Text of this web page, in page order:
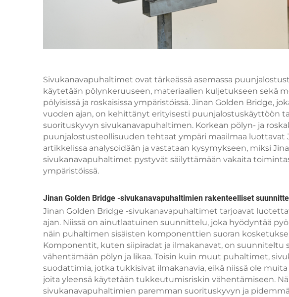
Sivukanavapuhaltimet ovat tärkeässä asemassa
käytetään pölynkeruuseen, materiaalien kuljetukseen sekä
pölyisissä ja roskaisissa ympäristöissä. Jinan Golden Bridge,
vuoden ajan, on kehittänyt erityisesti puunjalostuskäyttöön
suorituskyvyn sivukanavapuhaltimen. Korkean pölyn- ja
puunjalostusteollisuuden tehtaat ympäri maailmaa luottavat
artikkelissa analysoidään ja vastataan kysymykseen, miksi
sivukanavapuhaltimet pystyvät säilyttämään vakaita
ympäristöissä.
Jinan Golden Bridge -sivukanavapuhaltimien rakenteelliset
Jinan Golden Bridge -sivukanavapuhaltimet tarjoavat
ajan. Niissä on ainutlaatuinen suunnittelu, joka hyödyntää
näin puhaltimen sisäisten komponenttien suoran
Komponentit, kuten siipiradat ja ilmakanavat, on suunniteltu
vähentämään pölyn ja likaa. Toisin kuin muut puhaltimet,
suodattimia, jotka tukkisivat ilmakanavia, eikä niissä ole
joita yleensä käytetään tukkeutumisriskin vähentämiseen.
sivukanavapuhaltimien paremman suorituskyvyn ja